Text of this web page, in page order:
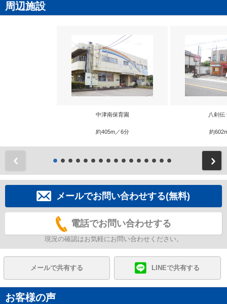
周辺施設
中津南保育園
約405m／6分
八剣伝
約
メールでお問い合わせする(無料)
電話でお問い合わせする
現況の確認はお気軽にお問い合わせください。
メールで共有する LINEで共有する
お客様の声